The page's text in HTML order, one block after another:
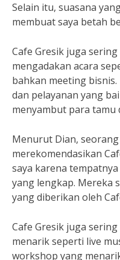
Selain itu, suasana
membuat saya betah
Cafe Gresik juga
mengadakan acara
bahkan meeting
dan pelayanan yang
menyambut para tamu
Menurut Dian,
merekomendasikan
saya karena
yang lengkap. Mereka
yang diberikan oleh
Cafe Gresik juga
menarik seperti live
workshop yang